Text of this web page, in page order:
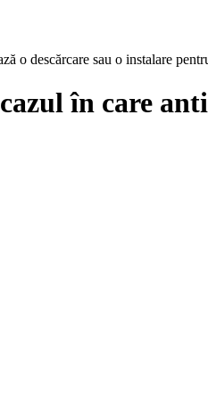
o descărcare sau o instalare
în care